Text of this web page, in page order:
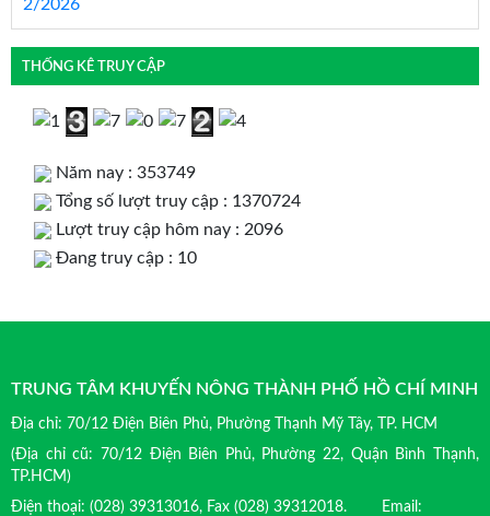
THỐNG KÊ TRUY CẬP
Năm nay : 353749
Tổng số lượt truy cập : 1370724
Lượt truy cập hôm nay : 2096
Đang truy cập : 10
TRUNG TÂM KHUYẾN NÔNG THÀNH PHỐ HỒ CHÍ MINH
Địa chỉ: 70/12 Điện Biên Phủ, Phường Thạnh Mỹ Tây, TP. HCM
(Địa chỉ cũ: 70/12 Điện Biên Phủ, Phường 22, Quận Bình Thạnh,
TP.HCM)
Điện thoại: (028) 39313016, Fax (028) 39312018. Email: